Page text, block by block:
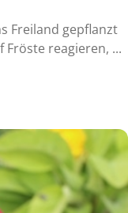
Freiland gepflanzt
reagieren, ...